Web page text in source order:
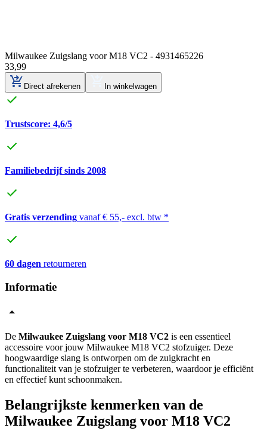
Milwaukee Zuigslang voor M18 VC2 - 4931465226
33,99
Direct afrekenen In winkelwagen
Trustscore: 4,6/5
Familiebedrijf sinds 2008
Gratis verzending vanaf € 55,- excl. btw *
60 dagen retourneren
Informatie
De Milwaukee Zuigslang voor M18 VC2 is een essentieel
accessoire voor jouw Milwaukee M18 VC2 stofzuiger. Deze
hoogwaardige slang is ontworpen om de zuigkracht en
functionaliteit van je stofzuiger te verbeteren, waardoor je efficiënt
en effectief kunt schoonmaken.
Belangrijkste kenmerken van de
Milwaukee Zuigslang voor M18 VC2